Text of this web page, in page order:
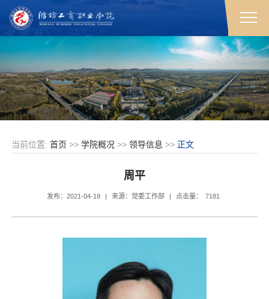
当前位置: 首页 >> 学院概况 >> 领导信息 >> 正文
周平
发布：2021-04-19 | 来源：党委工作部 | 点击量： 7181